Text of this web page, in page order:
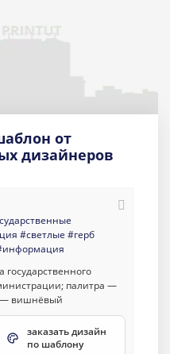
от
дизайнеров
#светлые #герб
заказать дизайн
по шаблону